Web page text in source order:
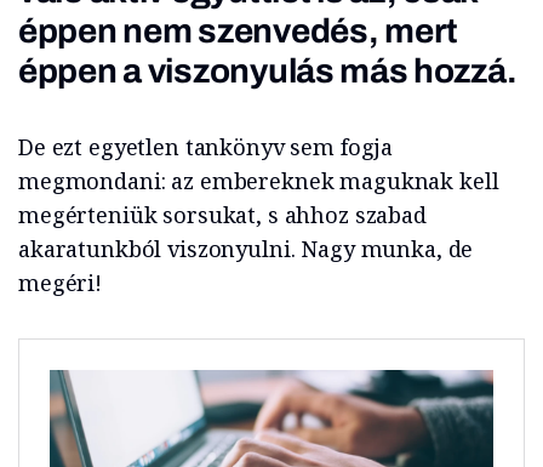
éppen nem szenvedés, mert
éppen a viszonyulás más hozzá.
De ezt egyetlen tankönyv sem fogja
megmondani: az embereknek maguknak kell
megérteniük sorsukat, s ahhoz szabad
akaratunkból viszonyulni. Nagy munka, de
megéri!